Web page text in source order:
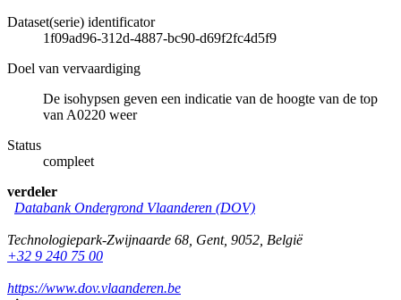
Dataset(serie) identificator
1f09ad96-312d-4887-bc90-d69f2fc4d5f9
Doel van vervaardiging
De isohypsen geven een indicatie van de hoogte van de top
van A0220 weer
Status
compleet
verdeler
Databank Ondergrond Vlaanderen (DOV)
Technologiepark-Zwijnaarde 68 Gent, 9052 België
+32 9 240 75 00
https://www.dov.vlaanderen.be